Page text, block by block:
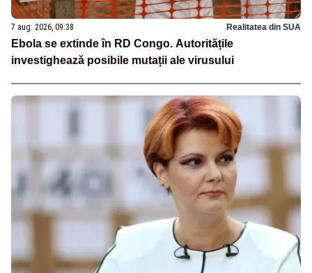
7 aug. 2026, 09:38 Realitatea din SUA
Ebola se extinde în RD Congo. Autoritățile
investighează posibile mutații ale virusului